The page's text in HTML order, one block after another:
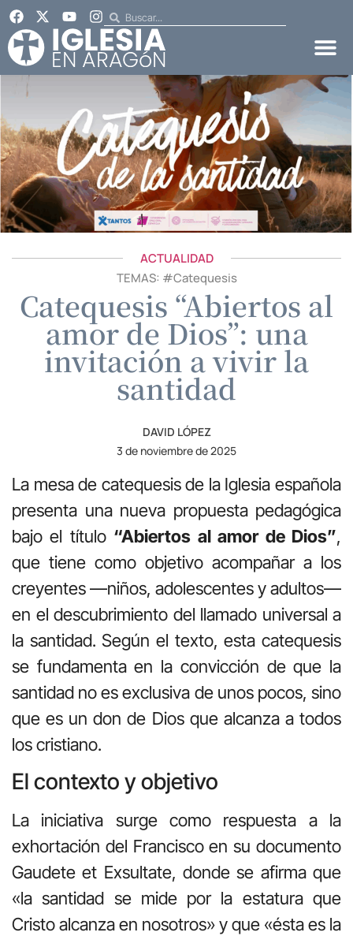
ACTUALIDAD
TEMAS: #Catequesis
Catequesis “Abiertos al
amor de Dios”: una
invitación a vivir la
santidad
DAVID LÓPEZ
3 de noviembre de 2025
La mesa de catequesis de la Iglesia española
presenta una nueva propuesta pedagógica
bajo el título “Abiertos al amor de Dios”,
que tiene como objetivo acompañar a los
creyentes —niños, adolescentes y adultos—
en el descubrimiento del llamado universal a
la santidad. Según el texto, esta catequesis
se fundamenta en la convicción de que la
santidad no es exclusiva de unos pocos, sino
que es un don de Dios que alcanza a todos
los cristiano.
El contexto y objetivo
La iniciativa surge como respuesta a la
exhortación del Francisco en su documento
Gaudete et Exsultate, donde se afirma que
«la santidad se mide por la estatura que
Cristo alcanza en nosotros» y que «ésta es la